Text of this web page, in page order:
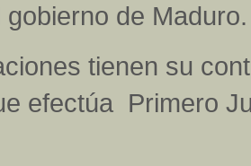
de Maduro.
tienen su
efectúa Primero